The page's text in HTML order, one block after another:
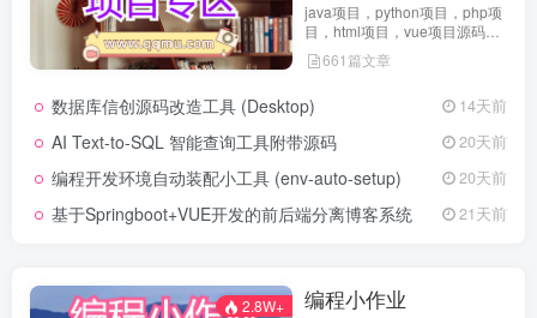
java项目，python项目，php项
目，html项目，vue项目源码免
费查看661篇文章
数据库信创源码改造工具 (Desktop) 14天前
AI Text-to-SQL 智能查询工具附带源码 20天前
编程开发环境自动装配小工具 (env-auto-setup) 20天前
基于Springboot+VUE开发的前后端分离博客系统 21天前
2.8W+ 编程小作业